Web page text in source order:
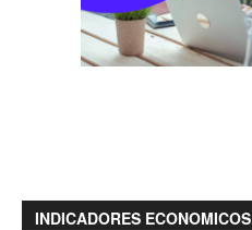
INDICADORES ECONOMICOS